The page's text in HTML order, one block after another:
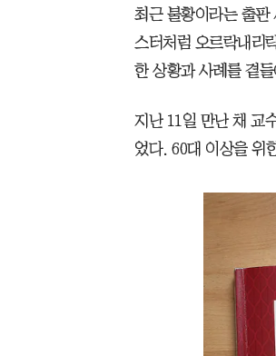
최근 불황이라는 출판
스터처럼 오르락내리
한 상황과 사례를 곁
지난 11일 만난 채 교
었다. 60대 이상을 위